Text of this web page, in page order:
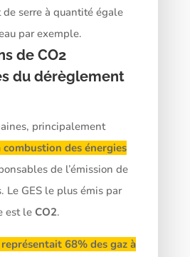
de serre à quantité égale
par exemple.
de CO2
du dérèglement
principalement
combustion des énergies
de l’émission de
Le GES le plus émis par
est le CO2.
68% des gaz à